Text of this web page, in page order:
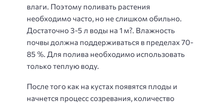
влаги. Поэтому поливать растения
необходимо часто, но не слишком обильно.
Достаточно 3-5 л воды на 1 м?. Влажность
почвы должна поддерживаться в пределах 70-
85 %. Для полива необходимо использовать
только теплую воду.
После того как на кустах появятся плоды и
начнется процесс созревания, количество